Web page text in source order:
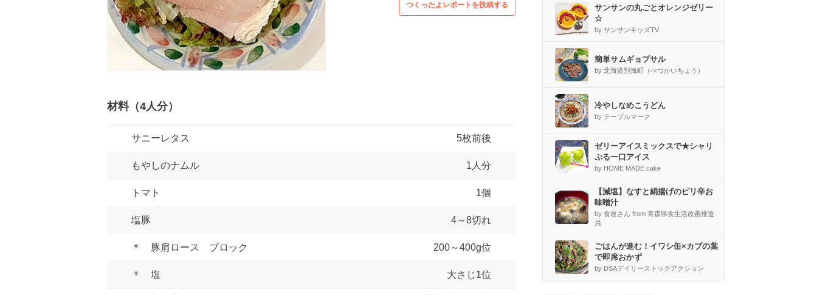
つくったよレポートを投稿する
材料（4人分）
サニーレタス 5枚前後
もやしのナムル 1人分
トマト 1個
塩豚 4～8切れ
＊ 豚肩ロース ブロック 200～400g位
＊ 塩 大さじ1位
サンサンの丸ごとオレンジゼリー
☆
by サンサンキッズTV
簡単サムギョプサル
by 北海道別海町（べつかいちょう）
冷やしなめこうどん
by テーブルマーク
ゼリーアイスミックスで★シャリ
ぷる一口アイス
by HOME MADE cake
【減塩】なすと絹揚げのピリ辛お
味噌汁
by 食改さん from 青森県食生活改善推進
員
ごはんが進む！イワシ缶×カブの葉
で即席おかず
by DSAデイリーストックアクション